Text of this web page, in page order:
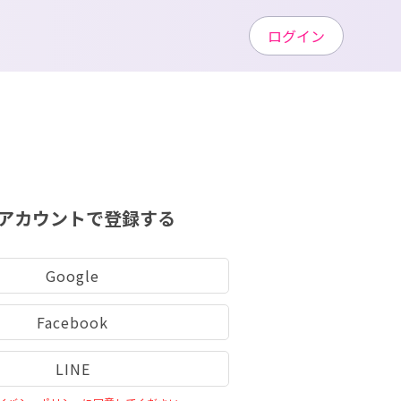
カウントで登録する
Google
Facebook
LINE
ログイン